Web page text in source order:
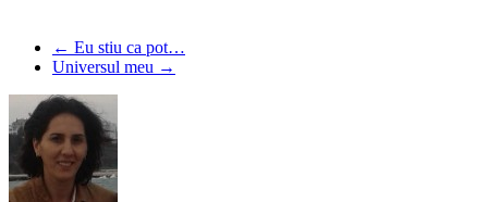
← Eu stiu ca pot…
Universul meu →